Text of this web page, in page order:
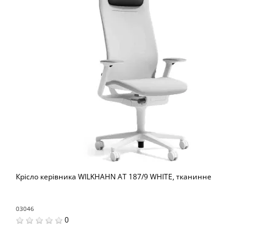
Крісло керівника WILKHAHN AT 187/9 WHITE, тканинне
03046
0